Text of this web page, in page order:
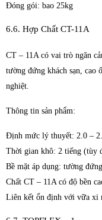
Đóng gói: bao 25kg
6.6. Hợp Chất CT-11A
CT – 11A có vai trò ngăn
tường đứng khách sạn, cao
nghiệt.
Thông tin sản phẩm:
Định mức lý thuyết: 2.0 –
Thời gian khô: 2 tiếng (tùy
Bề mặt áp dụng: tường
Chất CT – 11A có độ bền
Liên kết ổn định với vữa xi